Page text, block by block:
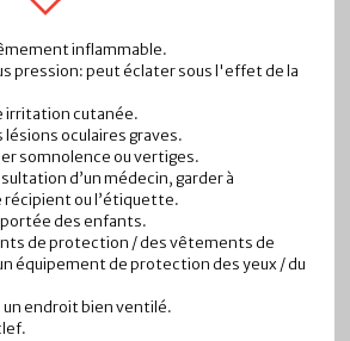
inflammable.
pression: peut éclater sous l'effet de la
irritation cutanée.
lésions oculaires graves.
somnolence ou vertiges.
d’un médecin, garder à
récipient ou l’étiquette.
portée des enfants.
de protection / des vêtements de
équipement de protection des yeux / du
un endroit bien ventilé.